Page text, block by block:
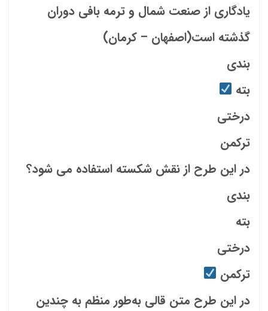
یادگاری از صنعت شمال و ترمه بافی دوران
گذشته است(اصفهان – کرمان)
بندی
بته
درختی
ترکمن
در این طرح از نقش شکسته استفاده می شود؟
بندی
بته
درختی
ترکمن
در این طرح متن قالی به‌طور منظم به چندین